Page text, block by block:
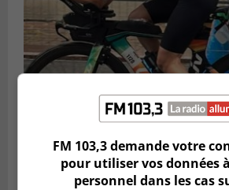
Publié le 5 août 2026 à 08h23
De la fibrose kystique à
parcours inspirant d’Emma
FM 103,3 demande votre
pour utiliser vos données
personnel dans les cas